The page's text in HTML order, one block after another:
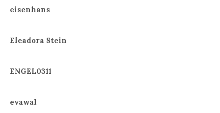
eisenhans
Eleadora Stein
ENGEL0311
evawal